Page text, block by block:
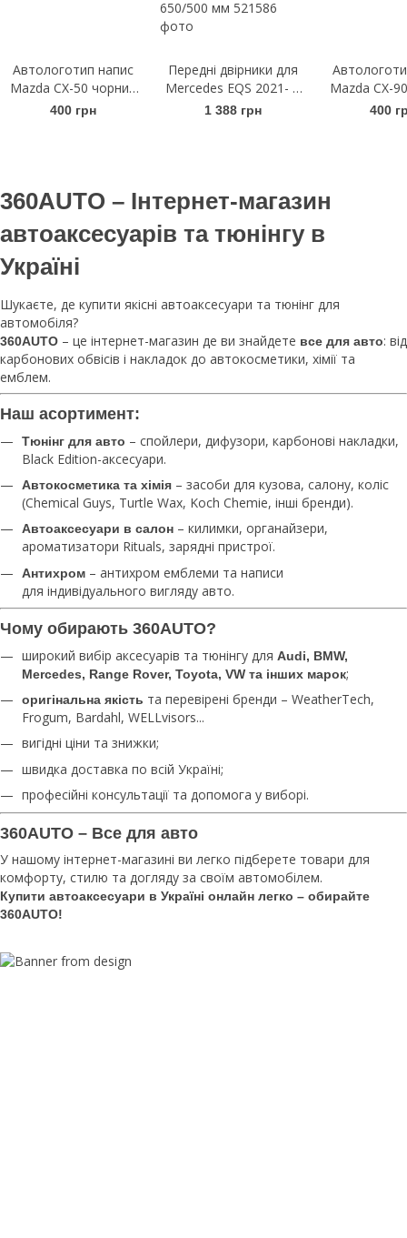
Автологотип напис
Mazda CX-50 чорний
глянець
400 грн
Передні двірники для
Mercedes EQS 2021- |
Щітки склоочисника
1 388 грн
Mazda CX-
400
360AUTO – Інтернет-магазин
автоаксесуарів та тюнінгу в
Україні
Шукаєте, де купити якісні автоаксесуари та тюнінг для
автомобіля?
360AUTO – це інтернет-магазин де ви знайдете все для авто: від
карбонових обвісів і накладок до автокосметики, хімії та
емблем.
Наш асортимент:
Тюнінг для авто – спойлери, дифузори, карбонові накладки,
Black Edition-аксесуари.
Автокосметика та хімія – засоби для кузова, салону, коліс
(Chemical Guys, Turtle Wax, Koch Chemie, інші бренди).
Автоаксесуари в салон – килимки, органайзери,
ароматизатори Rituals, зарядні пристрої.
Антихром – антихром емблеми та написи
для індивідуального вигляду авто.
Чому обирають 360AUTO?
широкий вибір аксесуарів та тюнінгу для Audi, BMW,
Mercedes, Range Rover, Toyota, VW та інших марок;
оригінальна якість та перевірені бренди – WeatherTech,
Frogum, Bardahl, WELLvisors...
вигідні ціни та знижки;
швидка доставка по всій Україні;
професійні консультації та допомога у виборі.
360AUTO – Все для авто
У нашому інтернет-магазині ви легко підберете товари для
комфорту, стилю та догляду за своїм автомобілем.
Купити автоаксесуари в Україні онлайн легко – обирайте
360AUTO!